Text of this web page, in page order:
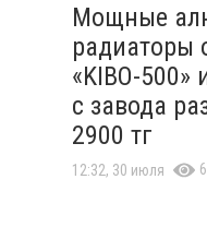
Мощные
радиаторы
«KIBO-500»
с завода
2900 тг
12:32, 30 июля 6